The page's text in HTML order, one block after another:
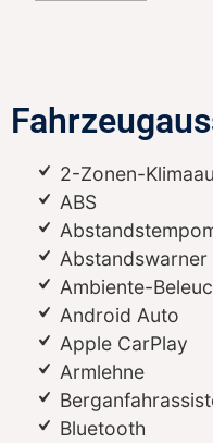
2-Zonen-
ABS
Abstandswarner
Ambiente-
Android Auto
Apple CarPlay
Armlehne
Bluetooth